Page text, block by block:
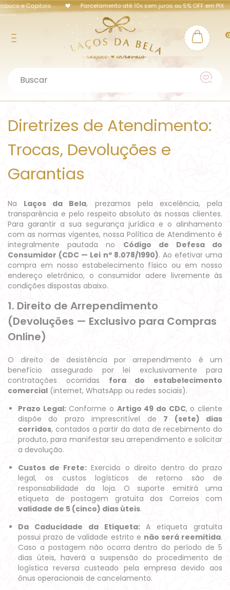
e Capitais Parcelamento até 10x sem juros ou 5% OFF em PIX
Diretrizes de Atendimento:
Trocas, Devoluções e
Garantias
Na Laços da Bela, prezamos pela excelência, pela
transparência e pelo respeito absoluto às nossas clientes.
Para garantir a sua segurança jurídica e o alinhamento
com as normas vigentes, nossa Política de Atendimento é
integralmente pautada no Código de Defesa do
Consumidor (CDC — Lei nº 8.078/1990). Ao efetivar uma
compra em nosso estabelecimento físico ou em nosso
endereço eletrônico, o consumidor adere livremente às
condições dispostas abaixo.
1. Direito de Arrependimento
(Devoluções — Exclusivo para Compras
Online)
O direito de desistência por arrependimento é um
benefício assegurado por lei exclusivamente para
contratações ocorridas fora do estabelecimento
comercial (internet, WhatsApp ou redes sociais).
Prazo Legal:Conforme o Artigo 49 do CDC, o cliente
dispõe do prazo imprescritível de 7 (sete) dias
corridos, contados a partir da data de recebimento do
produto, para manifestar seu arrependimento e solicitar
a devolução.
Custos de Frete: Exercido o direito dentro do prazo
legal, os custos logísticos de retorno são de
responsabilidade da loja. O suporte emitirá uma
etiqueta de postagem gratuita dos Correios com
validade de 5 (cinco) dias úteis.
Da Caducidade da Etiqueta:A etiqueta gratuita
possui prazo de validade estrito e não será reemitida.
Caso a postagem não ocorra dentro do período de 5
dias úteis, haverá a suspensão do procedimento de
logística reversa custeado pela empresa devido aos
ônus operacionais de cancelamento.